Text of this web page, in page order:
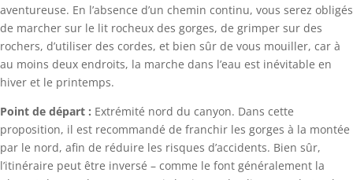
aventureuse. En l’absence d’un chemin continu, vous serez obligés
de marcher sur le lit rocheux des gorges, de grimper sur des
rochers, d’utiliser des cordes, et bien sûr de vous mouiller, car à
au moins deux endroits, la marche dans l’eau est inévitable en
hiver et le printemps.
Point de départ : Extrémité nord du canyon. Dans cette
proposition, il est recommandé de franchir les gorges à la montée
par le nord, afin de réduire les risques d’accidents. Bien sûr,
l’itinéraire peut être inversé – comme le font généralement la